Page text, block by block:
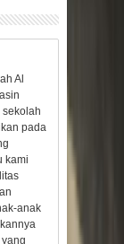
Al
pada
kami
anak